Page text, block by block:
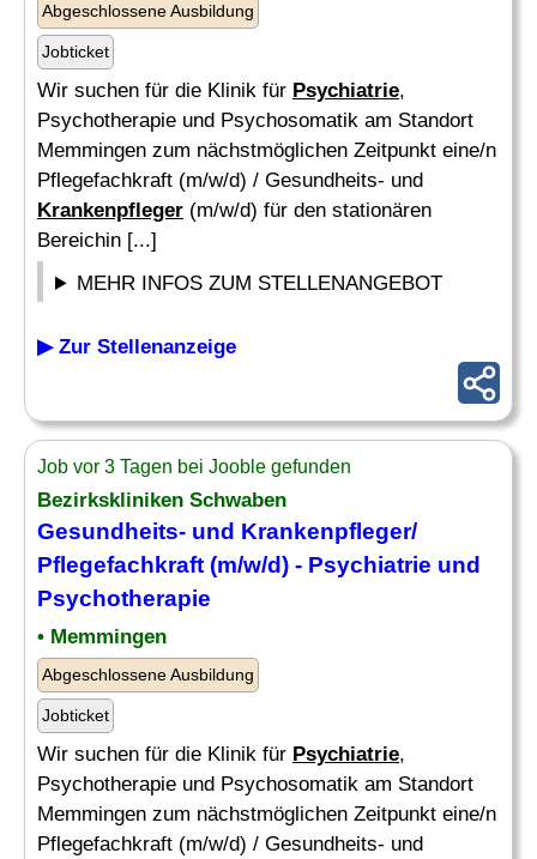
Abgeschlossene Ausbildung
Jobticket
Wir suchen für die Klinik für Psychiatrie,
Psychotherapie und Psychosomatik am Standort
Memmingen zum nächstmöglichen Zeitpunkt eine/n
Pflegefachkraft (m/w/d) / Gesundheits- und
Krankenpfleger (m/w/d) für den stationären
Bereichin [...]
MEHR INFOS ZUM STELLENANGEBOT
▶ Zur Stellenanzeige
Job vor 3 Tagen bei Jooble gefunden
Bezirkskliniken Schwaben
Gesundheits- und Krankenpfleger/
Pflegefachkraft (m/w/d) - Psychiatrie und
Psychotherapie
• Memmingen
Abgeschlossene Ausbildung
Jobticket
Wir suchen für die Klinik für Psychiatrie,
Psychotherapie und Psychosomatik am Standort
Memmingen zum nächstmöglichen Zeitpunkt eine/n
Pflegefachkraft (m/w/d) / Gesundheits- und